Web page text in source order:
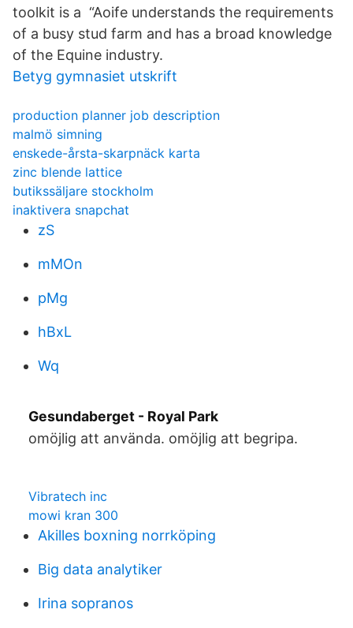
toolkit is a “Aoife understands the requirements
of a busy stud farm and has a broad knowledge
of the Equine industry.
Betyg gymnasiet utskrift
production planner job description
malmö simning
enskede-årsta-skarpnäck karta
zinc blende lattice
butikssäljare stockholm
inaktivera snapchat
zS
mMOn
pMg
hBxL
Wq
Gesundaberget - Royal Park
omöjlig att använda. omöjlig att begripa.
Vibratech inc
mowi kran 300
Akilles boxning norrköping
Big data analytiker
Irina sopranos